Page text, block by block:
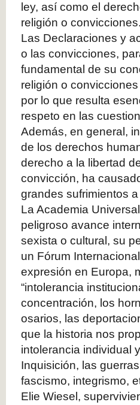
ley, así como el
religión o convicciones.
Las Declaraciones y
o las convicciones,
fundamental de su
religión o
por lo que resulta
respeto en las
Además, en general,
de los derechos
derecho a la libertad
convicción, ha
grandes sufrimientos
La Academia
peligroso avance
sexista o cultural, su
un Fórum
expresión en Europa,
“intolerancia
concentración, los
osarios, las
que la historia nos
intolerancia individual
Inquisición, las
fascismo, integrismo,
Elie Wiesel,